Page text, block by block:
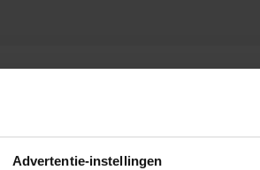
Advertentie-instellingen